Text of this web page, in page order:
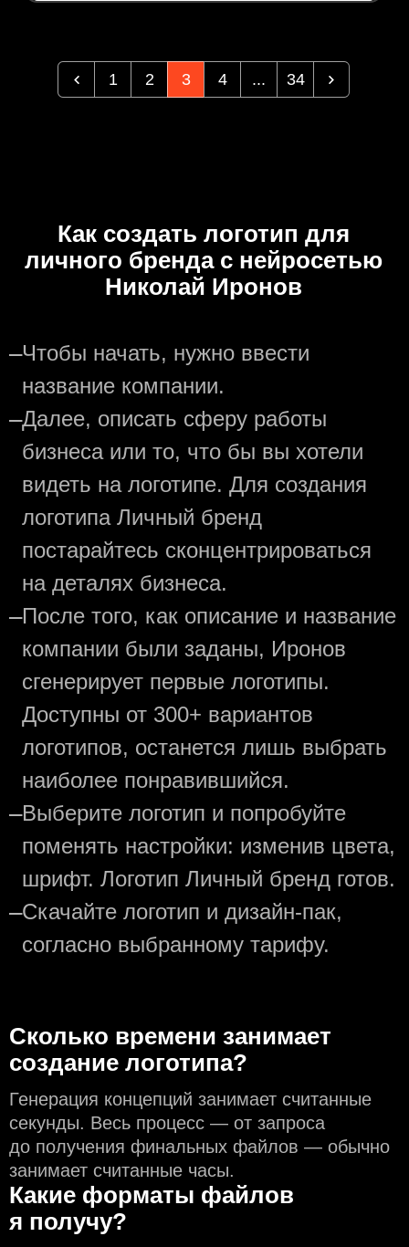
1 2 3 4 ... 34
Как создать логотип для
личного бренда с нейросетью
Николай Иронов
—Чтобы начать, нужно ввести
название компании.
—Далее, описать сферу работы
бизнеса или то, что бы вы хотели
видеть на логотипе. Для создания
логотипа Личный бренд
постарайтесь сконцентрироваться
на деталях бизнеса.
—После того, как описание и название
компании были заданы, Иронов
сгенерирует первые логотипы.
Доступны от 300+ вариантов
логотипов, останется лишь выбрать
наиболее понравившийся.
—Выберите логотип и попробуйте
поменять настройки: изменив цвета,
шрифт. Логотип Личный бренд готов.
—Скачайте логотип и дизайн-пак,
согласно выбранному тарифу.
Сколько времени занимает
создание логотипа?
Генерация концепций занимает считанные
секунды. Весь процесс — от запроса
до получения финальных файлов — обычно
занимает считанные часы.
Какие форматы файлов
я получу?